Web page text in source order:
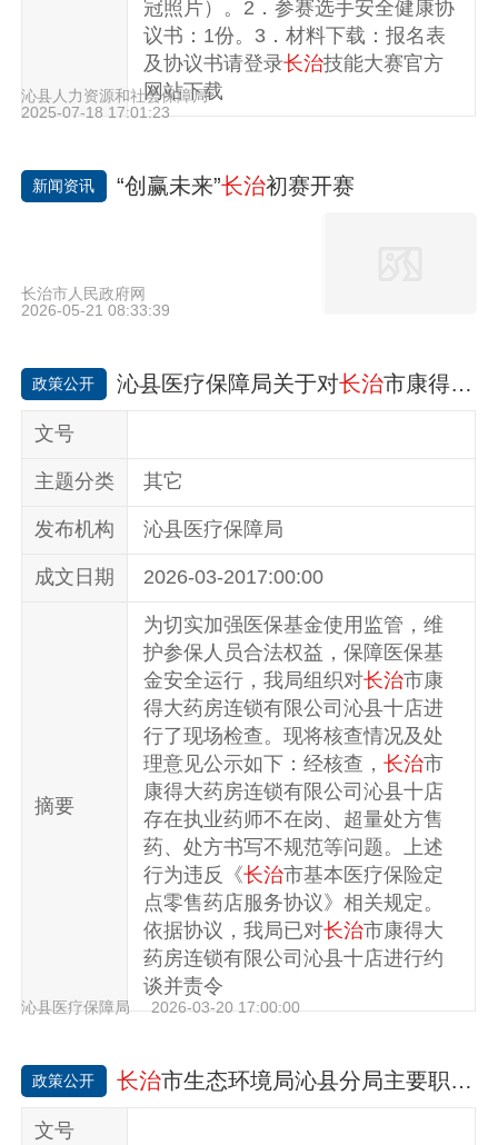
冠照片）。2．参赛选手安全健康协
议书：1份。3．材料下载：报名表
及协议书请登录长治技能大赛官方
网站下载
沁县人力资源和社会保障局
2025-07-18 17:01:23
新闻资讯 “创赢未来”长治初赛开赛
长治市人民政府网
2026-05-21 08:33:39
政策公开 沁县医疗保障局关于对长治市康得大药房连锁有限公司沁县十店医保基金使用情况的公示
文号
主题分类 其它
发布机构 沁县医疗保障局
成文日期 2026-03-2017:00:00
摘要
为切实加强医保基金使用监管，维
护参保人员合法权益，保障医保基
金安全运行，我局组织对长治市康
得大药房连锁有限公司沁县十店进
行了现场检查。现将核查情况及处
理意见公示如下：经核查，长治市
康得大药房连锁有限公司沁县十店
存在执业药师不在岗、超量处方售
药、处方书写不规范等问题。上述
行为违反《长治市基本医疗保险定
点零售药店服务协议》相关规定。
依据协议，我局已对长治市康得大
药房连锁有限公司沁县十店进行约
谈并责令
沁县医疗保障局 2026-03-20 17:00:00
政策公开 长治市生态环境局沁县分局主要职责及领导分工
文号